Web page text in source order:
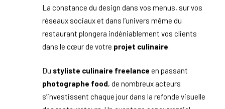
La constance du design dans vos menus, sur vos
réseaux sociaux et dans l’univers même du
restaurant plongera indéniablement vos clients
dans le cœur de votre projet culinaire.
Du styliste culinaire freelance en passant
photographe food, de nombreux acteurs
s’investissent chaque jour dans la refonde visuelle